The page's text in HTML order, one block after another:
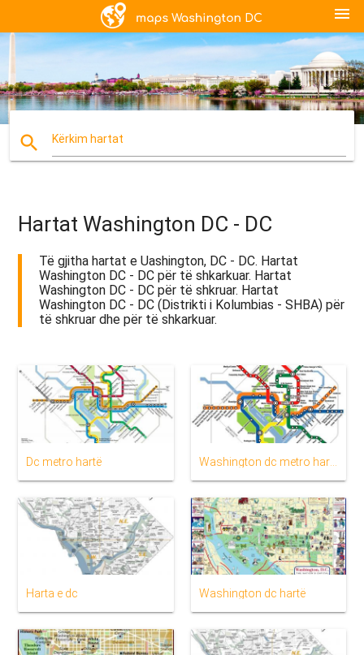
menu
search Kërkim hartat
Hartat Washington DC - DC
Të gjitha hartat e Uashington, DC - DC. Hartat
Washington DC - DC për të shkarkuar. Hartat
Washington DC - DC për të shkruar. Hartat
Washington DC - DC (Distrikti i Kolumbias - SHBA) për
të shkruar dhe për të shkarkuar.
Dc metro hartë Washington dc metro hartë
Harta e dc Washington dc hartë